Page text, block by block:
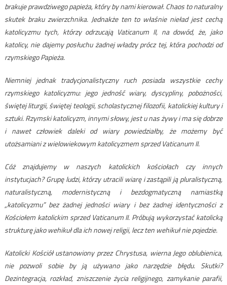
brakuje prawdziwego papieża, który by nami kierował. Chaos to naturalny
skutek braku zwierzchnika. Jednakże ten to właśnie nieład jest cechą
katolicyzmu tych, którzy odrzucają Vaticanum II, na dowód, że, jako
katolicy, nie dajemy posłuchu żadnej władzy prócz tej, która pochodzi od
rzymskiego Papieża.
Niemniej jednak tradycjonalistyczny ruch posiada wszystkie cechy
rzymskiego katolicyzmu: jego jedność wiary, dyscypliny, pobożności,
świętej liturgii, świętej teologii, scholastycznej filozofii, katolickiej kultury i
sztuki. Rzymski katolicyzm, innymi słowy, jest u nas żywy i ma się dobrze
i nawet człowiek daleki od wiary powiedziałby, że możemy być
utożsamiani z wielowiekowym katolicyzmem sprzed Vaticanum II.
Cóż znajdujemy w naszych katolickich kościołach czy innych
instytucjach? Grupę ludzi, którzy utracili wiarę i zastąpili ją pluralistyczną,
naturalistyczną, modernistyczną i bezdogmatyczną namiastką
„katolicyzmu” bez żadnej jedności wiary i bez żadnej identyczności z
Kościołem katolickim sprzed Vaticanum II. Próbują wykorzystać katolicką
strukturę jako wehikuł dla ich nowej religii, lecz ten wehikuł nie pojedzie.
Katolicki Kościół ustanowiony przez Chrystusa, wierna Jego oblubienica,
nie pozwoli sobie by ją używano jako narzędzie błędu. Skutki?
Dezintegracja, rozkład, zniszczenie życia religijnego, zamykanie parafii,